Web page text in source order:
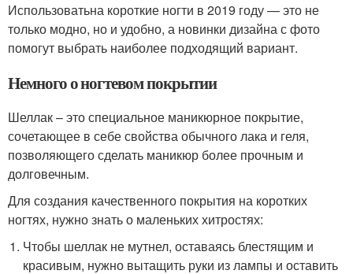
Использоватьна короткие ногти в 2019 году — это не
только модно, но и удобно, а новинки дизайна с фото
помогут выбрать наиболее подходящий вариант.
Немного о ногтевом покрытии
Шеллак – это специальное маникюрное покрытие,
сочетающее в себе свойства обычного лака и геля,
позволяющего сделать маникюр более прочным и
долговечным.
Для создания качественного покрытия на коротких
ногтях, нужно знать о маленьких хитростях:
Чтобы шеллак не мутнел, оставаясь блестящим и
красивым, нужно вытащить руки из лампы и оставить